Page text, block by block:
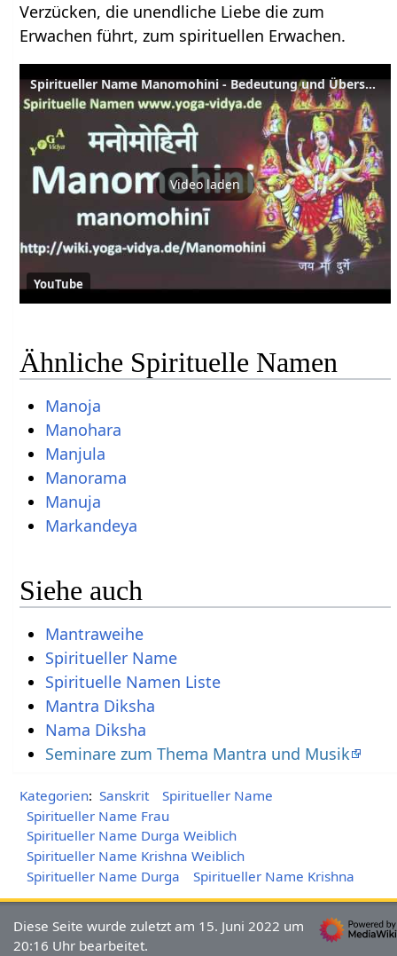
Verzücken, die unendliche Liebe die zum
Erwachen führt, zum spirituellen Erwachen.
Spiritueller Name Manomohini - Bedeutung und Übersetzung aus dem Sanskrit
Video laden
YouTube
Ähnliche Spirituelle Namen
Manoja
Manohara
Manjula
Manorama
Manuja
Markandeya
Siehe auch
Mantraweihe
Spiritueller Name
Spirituelle Namen Liste
Mantra Diksha
Nama Diksha
Seminare zum Thema Mantra und Musik
Kategorien: Sanskrit
Spiritueller Name
Spiritueller Name Frau
Spiritueller Name Durga Weiblich
Spiritueller Name Krishna Weiblich
Spiritueller Name Durga
Spiritueller Name Krishna
Diese Seite wurde zuletzt am 15. Juni 2022 um
20:16 Uhr bearbeitet.